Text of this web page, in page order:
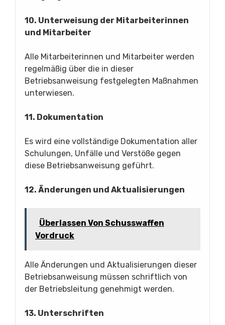
10. Unterweisung der Mitarbeiterinnen
und Mitarbeiter
Alle Mitarbeiterinnen und Mitarbeiter werden
regelmäßig über die in dieser
Betriebsanweisung festgelegten Maßnahmen
unterwiesen.
11. Dokumentation
Es wird eine vollständige Dokumentation aller
Schulungen, Unfälle und Verstöße gegen
diese Betriebsanweisung geführt.
12. Änderungen und Aktualisierungen
Überlassen Von Schusswaffen
Vordruck
Alle Änderungen und Aktualisierungen dieser
Betriebsanweisung müssen schriftlich von
der Betriebsleitung genehmigt werden.
13. Unterschriften